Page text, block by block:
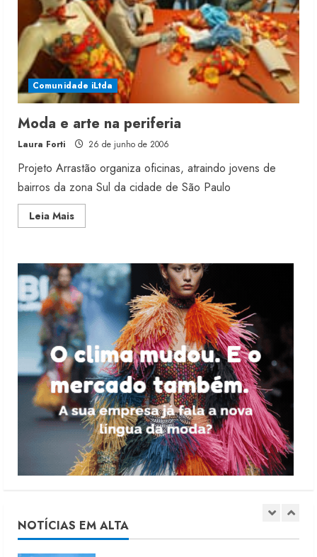
Comunidade iLtda
Moda e arte na periferia
Laura Forti 26 de junho de 2006
Projeto Arrastão organiza oficinas, atraindo jovens de
bairros da zona Sul da cidade de São Paulo
Leia MaisRead
more
arte
na
periferia
NOTÍCIAS EM ALTA
2
Renata Caixeta assume Movimento
Sou de Algodão
5 de agosto de 2026
3
Fakini prevê R$345 milhões de
receita em 2026
4 de agosto de 2026
5
Morena Rosa lança franquia com
estoque consignado
4 de agosto de 2026
1
Moda vende US$63,7 bilhões em
produtos licenciados
6 de agosto de 2026
2
5 de agosto de 2026